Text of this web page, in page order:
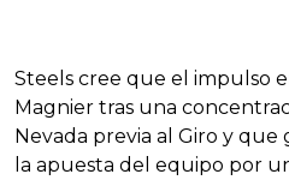
Steels cree que el impulso
Magnier tras una
Nevada previa al Giro y que
la apuesta del equipo por